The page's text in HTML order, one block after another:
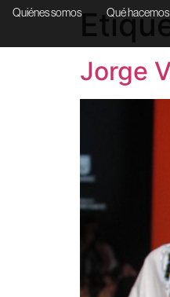
Quiénes somos Qué hacemos
Jorge